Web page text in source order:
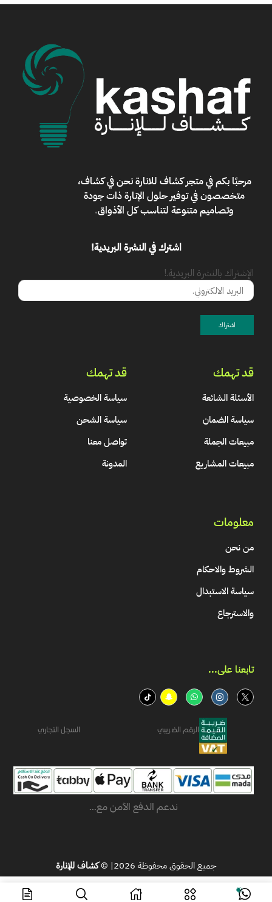
اشتر الآن
مرحبًا بكم فيمتجر كشاف للانارةنحن في كشاف،
متخصصون في توفير حلول الإنارة ذات جودة
وتصاميم متنوعة لتناسب كل الأذواق.
اشترك في النشرة البريدية!
الإشتراك بالنشرة البريدية.!
قد تهمك
الأسئلة الشائعة
سياسة الضمان
مبيعات الجملة
مبيعات المشاريع
قد تهمك
سياسة الخصوصية
سياسة الشحن
تواصل معنا
المدونة
معلومات
من نحن
الشروط والاحكام
سياسة الاستبدال
والاسترجاع
تابعنا على...​
الرقم الضريبي السجل التجاري
ندعم الدفع الآمن مع...
جميع الحقوق محفوظة 2026| © كشاف للإنارة